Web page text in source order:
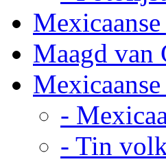
Maagd van
-
- Tin